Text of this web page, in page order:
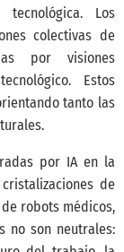
Los
colectivas de
por visiones
Estos
tanto las
por IA en la
de
robots médicos,
no son neutrales: